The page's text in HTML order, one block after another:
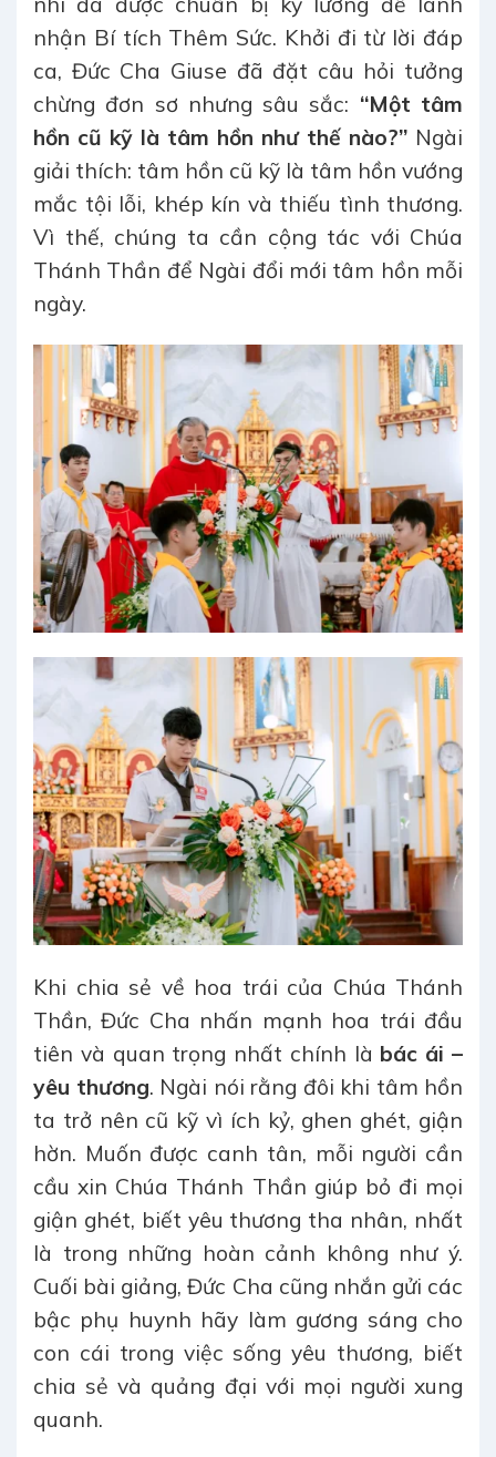
nhận Bí tích Thêm Sức. Khởi đi từ lời đáp
ca, Đức Cha Giuse đã đặt câu hỏi tưởng
chừng đơn sơ nhưng sâu sắc: “Một tâm
hồn cũ kỹ là tâm hồn như thế nào?” Ngài
giải thích: tâm hồn cũ kỹ là tâm hồn vướng
mắc tội lỗi, khép kín và thiếu tình thương.
Vì thế, chúng ta cần cộng tác với Chúa
Thánh Thần để Ngài đổi mới tâm hồn mỗi
ngày.
Khi chia sẻ về hoa trái của Chúa Thánh
Thần, Đức Cha nhấn mạnh hoa trái đầu
tiên và quan trọng nhất chính là bác ái –
yêu thương. Ngài nói rằng đôi khi tâm hồn
ta trở nên cũ kỹ vì ích kỷ, ghen ghét, giận
hờn. Muốn được canh tân, mỗi người cần
cầu xin Chúa Thánh Thần giúp bỏ đi mọi
giận ghét, biết yêu thương tha nhân, nhất
là trong những hoàn cảnh không như ý.
Cuối bài giảng, Đức Cha cũng nhắn gửi các
bậc phụ huynh hãy làm gương sáng cho
con cái trong việc sống yêu thương, biết
chia sẻ và quảng đại với mọi người xung
quanh.